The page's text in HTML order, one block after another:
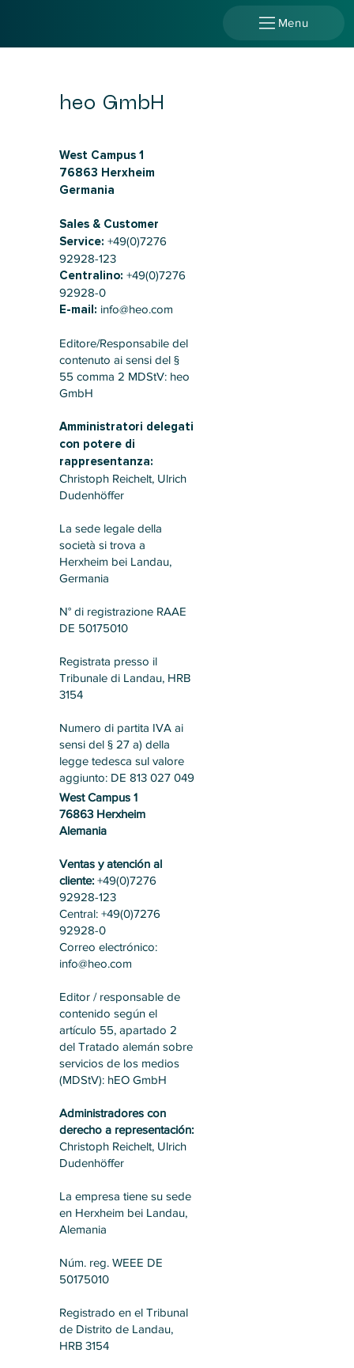
Menu
heo GmbH
West Campus 1
76863 Herxheim
Germania
Sales & Customer
Service: +49(0)7276
92928-123
Centralino: +49(0)7276
92928-0
E-mail: info@heo.com
Editore/Responsabile del
contenuto ai sensi del §
55 comma 2 MDStV: heo
GmbH
Amministratori delegati
con potere di
rappresentanza:
Christoph Reichelt, Ulrich
Dudenhöffer
La sede legale della
società si trova a
Herxheim bei Landau,
Germania
N° di registrazione RAAE
DE 50175010
Registrata presso il
Tribunale di Landau, HRB
3154
Numero di partita IVA ai
sensi del § 27 a) della
legge tedesca sul valore
aggiunto: DE 813 027 049
West Campus 1
76863 Herxheim
Alemania
Ventas y atención al
cliente: +49(0)7276
92928-123
Central: +49(0)7276
92928-0
Correo electrónico:
info@heo.com
Editor / responsable de
contenido según el
artículo 55, apartado 2
del Tratado alemán sobre
servicios de los medios
(MDStV): hEO GmbH
Administradores con
derecho a representación:
Christoph Reichelt, Ulrich
Dudenhöffer
La empresa tiene su sede
en Herxheim bei Landau,
Alemania
Núm. reg. WEEE DE
50175010
Registrado en el Tribunal
de Distrito de Landau,
HRB 3154